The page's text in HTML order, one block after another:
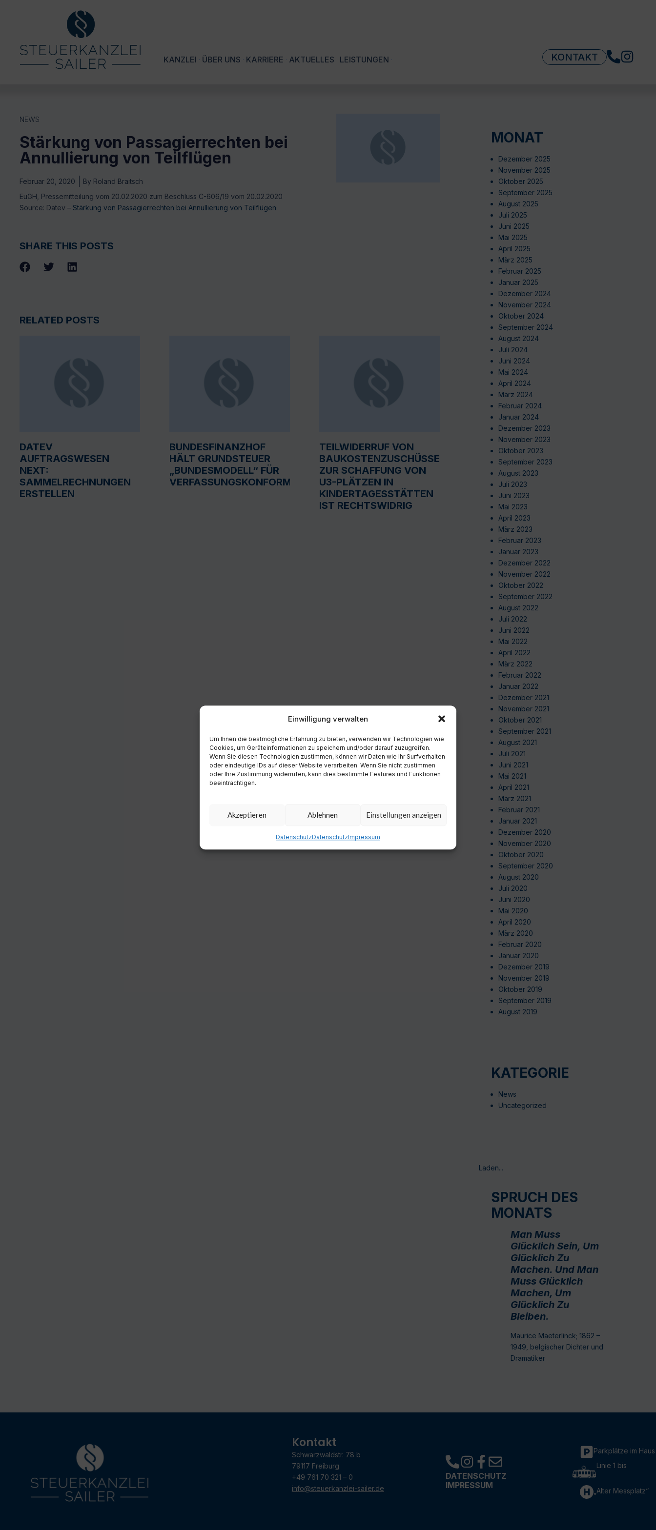
Einwilligung verwalten
Um Ihnen die bestmögliche Erfahrung zu bieten, verwenden wir Technologien wie
Cookies, um Geräteinformationen zu speichern und/oder darauf zuzugreifen.
Wenn Sie diesen Technologien zustimmen, können wir Daten wie Ihr Surfverhalten
oder eindeutige IDs auf dieser Website verarbeiten. Wenn Sie nicht zustimmen
oder Ihre Zustimmung widerrufen, kann dies bestimmte Features und Funktionen
beeinträchtigen.
Akzeptieren Ablehnen Einstellungen anzeigen
DatenschutzDatenschutzImpressum
KANZLEI ÜBER UNS KARRIERE AKTUELLES LEISTUNGEN KONTAKT
NEWS
Stärkung von Passagierrechten bei
Annullierung von Teilflügen
Februar 20, 2020 By Roland Braitsch
EuGH, Pressemitteilung vom 20.02.2020 zum Beschluss C-606/19 vom 20.02.2020
Source: Datev – Stärkung von Passagierrechten bei Annullierung von Teilflügen
SHARE THIS POSTS
RELATED POSTS
DATEV
AUFTRAGSWESEN
NEXT:
SAMMELRECHNUNGEN
ERSTELLEN
BUNDESFINANZHOF
HÄLT GRUNDSTEUER
„BUNDESMODELL“ FÜR
VERFASSUNGSKONFORM
TEILWIDERRUF VON
BAUKOSTENZUSCHÜSSEN
ZUR SCHAFFUNG VON
U3-PLÄTZEN IN
KINDERTAGESSTÄTTEN
IST RECHTSWIDRIG
MONAT
Dezember 2025
November 2025
Oktober 2025
September 2025
August 2025
Juli 2025
Juni 2025
Mai 2025
April 2025
März 2025
Februar 2025
Januar 2025
Dezember 2024
November 2024
Oktober 2024
September 2024
August 2024
Juli 2024
Juni 2024
Mai 2024
April 2024
März 2024
Februar 2024
Januar 2024
Dezember 2023
November 2023
Oktober 2023
September 2023
August 2023
Juli 2023
Juni 2023
Mai 2023
April 2023
März 2023
Februar 2023
Januar 2023
Dezember 2022
November 2022
Oktober 2022
September 2022
August 2022
Juli 2022
Juni 2022
Mai 2022
April 2022
März 2022
Februar 2022
Januar 2022
Dezember 2021
November 2021
Oktober 2021
September 2021
August 2021
Juli 2021
Juni 2021
Mai 2021
April 2021
März 2021
Februar 2021
Januar 2021
Dezember 2020
November 2020
Oktober 2020
September 2020
August 2020
Juli 2020
Juni 2020
Mai 2020
April 2020
März 2020
Februar 2020
Januar 2020
Dezember 2019
November 2019
Oktober 2019
September 2019
August 2019
KATEGORIE
News
Uncategorized
Laden...
SPRUCH DES
MONATS
Man Muss
Glücklich Sein, Um
Glücklich Zu
Machen. Und Man
Muss Glücklich
Machen, Um
Glücklich Zu
Bleiben.
Maurice Maeterlinck; 1862 –
1949, belgischer Dichter und
Dramatiker
Kontakt
Schwarzwaldstr. 78 b
79117 Freiburg
+49 761 70 321 – 0
info@steuerkanzlei-sailer.de
DATENSCHUTZ
IMPRESSUM
Parkplätze im Haus
Linie 1 bis
„Alter Messplatz“